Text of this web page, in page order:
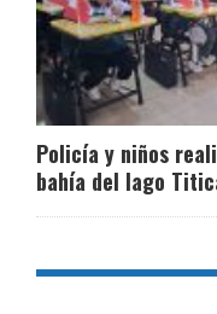
Policía y niños
bahía del lago